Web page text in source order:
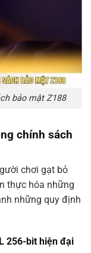
bảo mật Z188
chính sách
chơi gạt bỏ
thực hóa những
những quy định
256-bit hiện đại